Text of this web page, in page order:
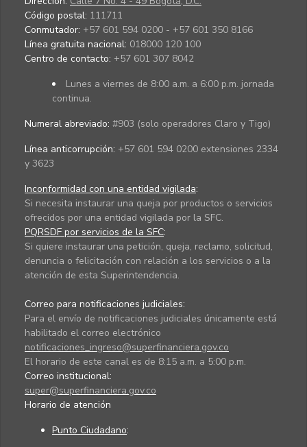
Código postal: 111711
Conmutador: +57 601 594 0200 - +57 601 350 8166
Línea gratuita nacional: 018000 120 100
Centro de contacto: +57 601 307 8042
Lunes a viernes de 8:00 a.m. a 6:00 p.m. jornada
continua.
Numeral abreviado: #903 (solo operadores Claro y Tigo)
Línea anticorrupción: +57 601 594 0200 extensiones 2334
y 3623
Inconformidad con una entidad vigilada:
Si necesita instaurar una queja por productos o servicios
ofrecidos por una entidad vigilada por la SFC.
PQRSDF por servicios de la SFC:
Si quiere instaurar una petición, queja, reclamo, solicitud,
denuncia o felicitación con relación a los servicios o a la
atención de esta Superintendencia.
Correo para notificaciones judiciales:
Para el envío de notificaciones judiciales únicamente está
habilitado el correo electrónico
notificaciones_ingreso@superfinanciera.gov.co
El horario de este canal es de 8:15 a.m. a 5:00 p.m.
Correo institucional:
super@superfinanciera.gov.co
Horario de atención
Punto Ciudadano: